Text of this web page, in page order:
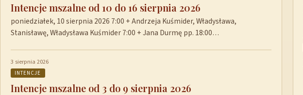
Intencje mszalne od 10 do 16 sierpnia 2026
poniedziałek, 10 sierpnia 2026 7:00 + Andrzeja Kuśmider, Władysława,
Stanisławę, Władysława Kuśmider 7:00 + Jana Durmę pp. 18:00…
3 sierpnia 2026
INTENCJE
Intencje mszalne od 3 do 9 sierpnia 2026